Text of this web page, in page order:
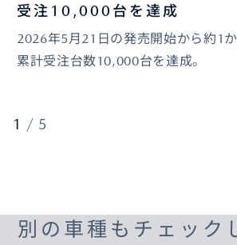
受注10,000台を達成
2026年5月21日の発売開始から約1か
累計受注台数10,000台を達成。
1 / 5
別の車種もチェック